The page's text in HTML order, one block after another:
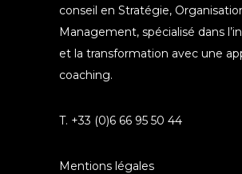
conseil en Stratégie,
Management, spécialisé dans
et la transformation avec une
coaching.
T. +33 (0)6 66 95 50 44
Mentions légales